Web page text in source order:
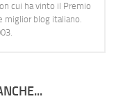
cui ha vinto il Premio
blog italiano.